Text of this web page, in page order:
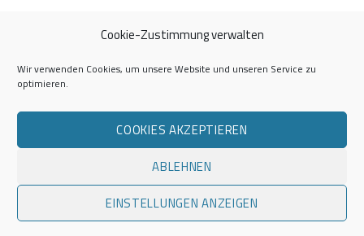
Cookie-Zustimmung verwalten
Wir verwenden Cookies, um unsere Website und unseren Service zu
optimieren.
COOKIES AKZEPTIEREN
ABLEHNEN
EINSTELLUNGEN ANZEIGEN
Career Week 2026
Die Career Center im Überblick
Kontakt zur AG Career Service
Impressum